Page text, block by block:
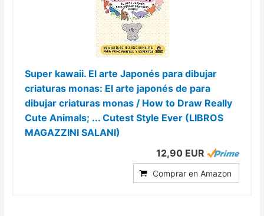
Super kawaii. El arte Japonés para dibujar
criaturas monas: El arte japonés de para
dibujar criaturas monas / How to Draw Really
Cute Animals; ... Cutest Style Ever (LIBROS
MAGAZZINI SALANI)
12,90 EUR
Comprar en Amazon